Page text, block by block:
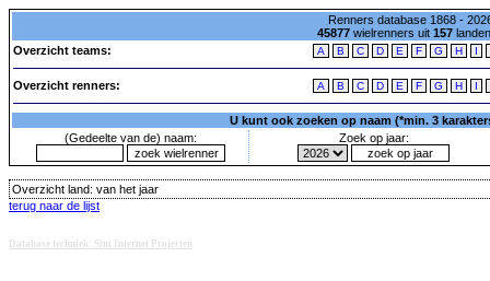
Renners database 1868 -
45877wielrenners uit 157
Overzicht teams:
A B C D E F G H I
Overzicht renners: A B C D E F G H I
U kunt ook zoeken op naam (*min. 3
(Gedeelte van de) naam:
Zoek op jaar:
Overzicht land: van het jaar
terug naar de lijst
Database techniek: Sini Internet Projecten